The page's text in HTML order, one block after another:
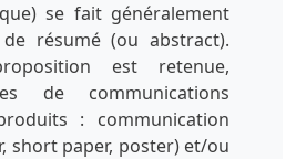
se fait généralement
résumé (ou abstract).
est retenue,
de communications
: communication
short paper, poster) et/ou